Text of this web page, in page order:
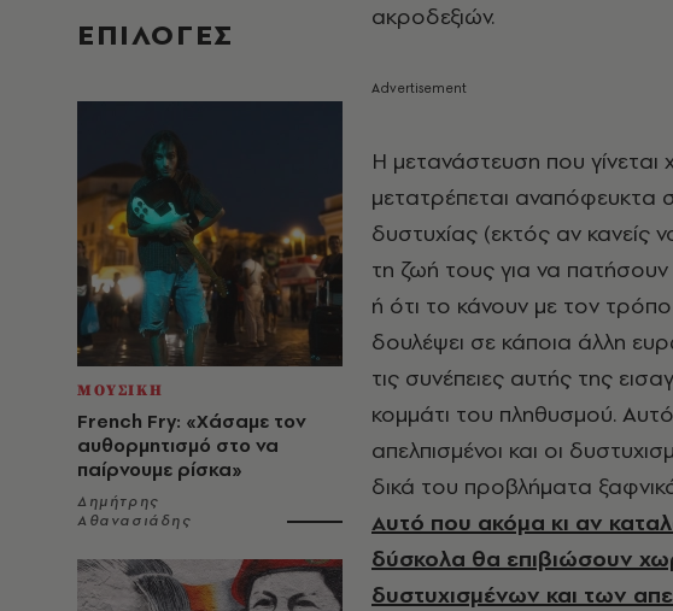
EΠΙΛΟΓΈΣ
ΜΟΥΣΙΚΗ
French Fry: «Χάσαμε τον
αυθορμητισμό στο να
παίρνουμε ρίσκα»
Δημήτρης
Αθανασιάδης
ακροδεξιών.
Η μετανάστευση που γίνεται
μετατρέπεται αναπόφευκτα
δυστυχίας (εκτός αν κανείς
τη ζωή τους για να
ή ότι το κάνουν με τον
δουλέψει σε κάποια άλλη
τις συνέπειες αυτής της
κομμάτι του πληθυσμού.
απελπισμένοι και οι
δικά του προβλήματα
Αυτό που ακόμα κι αν
δύσκολα θα επιβιώσουν
δυστυχισμένων και των